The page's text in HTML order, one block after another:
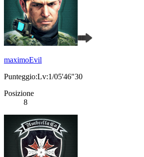
maximoEvil
Punteggio:Lv:1/05'46"30
Posizione
8